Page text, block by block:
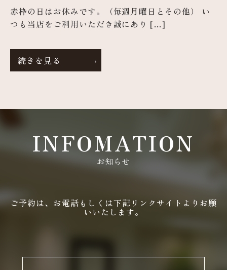
赤枠の日はお休みです。（毎週月曜日とその他） い
つも当店をご利用いただき誠にあり […]
続きを見る
INFOMATION
お知らせ
ご予約は、お電話もしくは下記リンクサイトよりお願
いいたします。